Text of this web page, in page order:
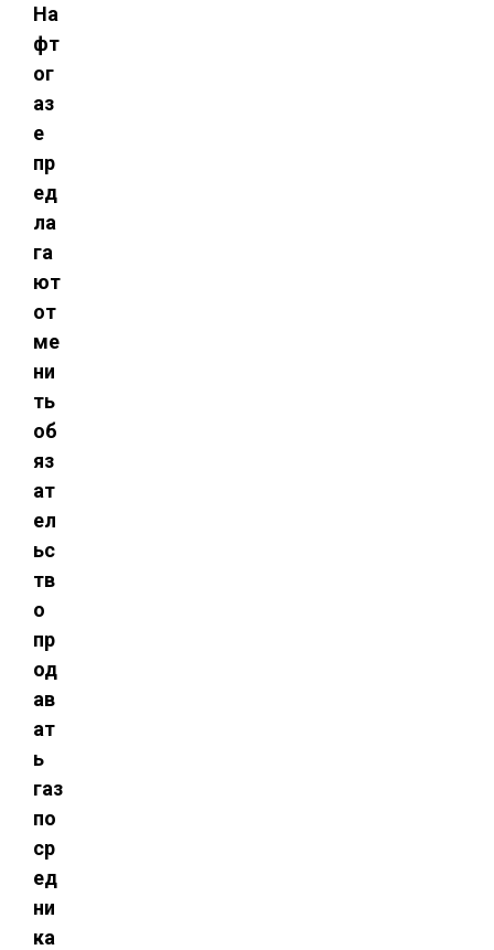
На
фт
ог
аз
е
пр
ед
ла
га
ют
от
ме
ни
ть
об
яз
ат
ел
ьс
тв
о
пр
од
ав
ат
ь
газ
по
ср
ед
ни
ка